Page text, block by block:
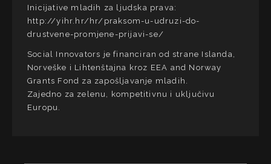
Inicijative mladih za ljudska prava:
http://yihr.hr/hr/praksom-u-udruzi-do-
drustvene-promjene-prijavi-se/
Social Innovators je financiran od strane Islanda,
Norveške i Lihtenštajna kroz EEA and Norway
Grants Fond za zapošljavanje mladih.
Zajedno za zelenu, kompetitivnu i uključivu
Europu.